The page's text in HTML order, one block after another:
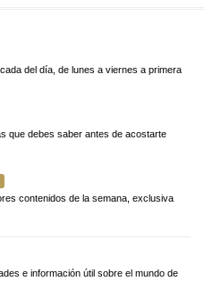
del día, de lunes a viernes a primera
que debes saber antes de acostarte
contenidos de la semana, exclusiva
e información útil sobre el mundo de